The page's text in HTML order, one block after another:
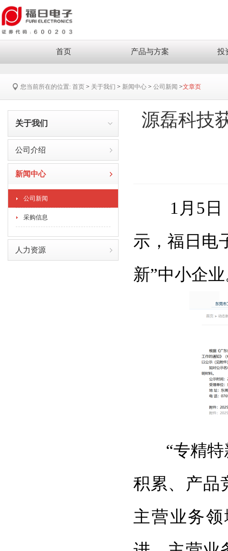
首页 产品与方案 投
您当前所在的位置: 首页 > 关于我们 > 新闻中心 > 公司新闻 >文章页
关于我们
公司介绍
新闻中心
公司新闻
采购信息
人力资源
源磊科技
1月5日，
示，福日电
新”中小企
“专精特
积累、产品
主营业务